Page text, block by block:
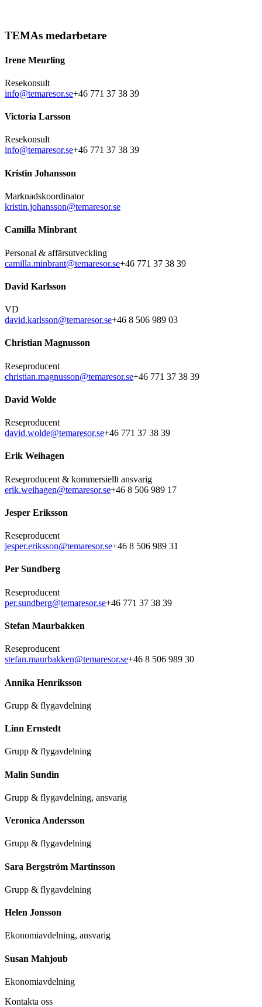
TEMAs medarbetare
Irene Meurling
Resekonsult
info@temaresor.se+46 771 37 38 39
Victoria Larsson
Resekonsult
info@temaresor.se+46 771 37 38 39
Kristin Johansson
Marknadskoordinator
kristin.johansson@temaresor.se
Camilla Minbrant
Personal & affärsutveckling
camilla.minbrant@temaresor.se+46 771 37 38 39
David Karlsson
VD
david.karlsson@temaresor.se+46 8 506 989 03
Christian Magnusson
Reseproducent
christian.magnusson@temaresor.se+46 771 37 38 39
David Wolde
Reseproducent
david.wolde@temaresor.se+46 771 37 38 39
Erik Weihagen
Reseproducent & kommersiellt ansvarig
erik.weihagen@temaresor.se+46 8 506 989 17
Jesper Eriksson
Reseproducent
jesper.eriksson@temaresor.se+46 8 506 989 31
Per Sundberg
Reseproducent
per.sundberg@temaresor.se+46 771 37 38 39
Stefan Maurbakken
Reseproducent
stefan.maurbakken@temaresor.se+46 8 506 989 30
Annika Henriksson
Grupp & flygavdelning
Linn Ernstedt
Grupp & flygavdelning
Malin Sundin
Grupp & flygavdelning, ansvarig
Veronica Andersson
Grupp & flygavdelning
Sara Bergström Martinsson
Grupp & flygavdelning
Helen Jonsson
Ekonomiavdelning, ansvarig
Susan Mahjoub
Ekonomiavdelning
Kontakta oss